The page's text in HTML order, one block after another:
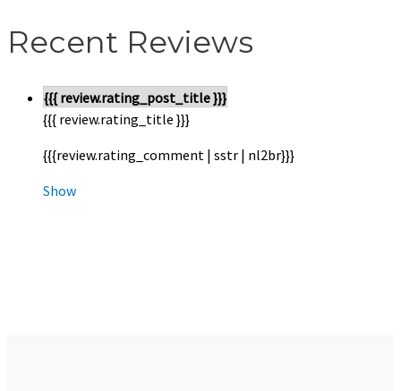
Recent Reviews
{{{ review.rating_post_title }}}
{{{ review.rating_title }}}
{{{review.rating_comment | sstr | nl2br}}}
Show